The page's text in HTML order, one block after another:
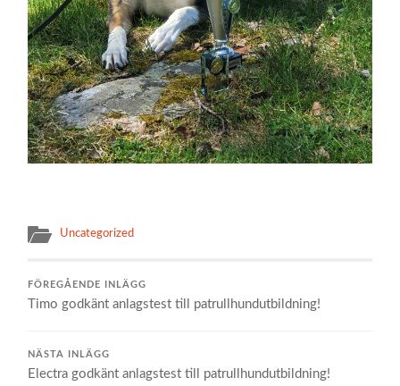
Uncategorized
FÖREGÅENDE INLÄGG
Timo godkänt anlagstest till patrullhundutbildning!
NÄSTA INLÄGG
Electra godkänt anlagstest till patrullhundutbildning!